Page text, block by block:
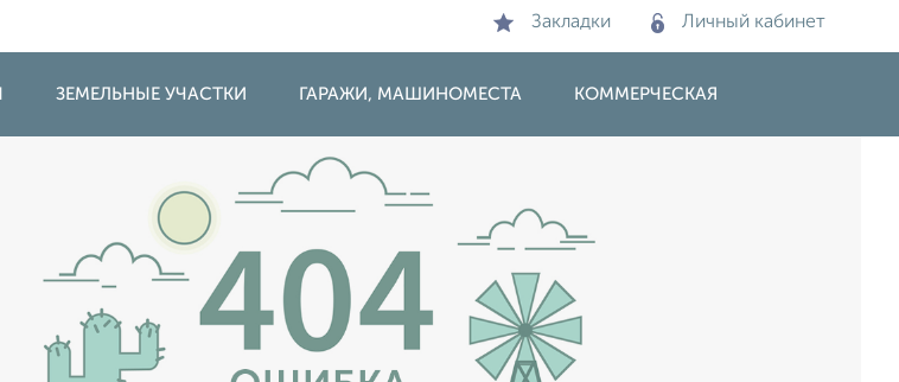
Закладки Личный кабинет
ЗЕМЕЛЬНЫЕ УЧАСТКИ ГАРАЖИ, МАШИНОМЕСТА КОММЕРЧЕСКАЯ